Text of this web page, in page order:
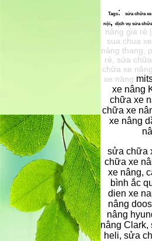
Tags: sửa chữa xe
nội, dịch vụ sửa
nâng giá rẻ
sua chua
nâng thang,
rẻ, sửa
chữa xe
xe nâng
xe nâng
chữa xe
chữa xe
xe nâng
sửa chữa
chữa xe
xe nâng,
bình ắc
dien xe
nâng
nâng
nâng Clark,
heli, sửa